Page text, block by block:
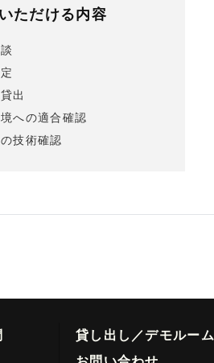
ただける内容
出
境への適合確認
の技術確認
貸し出し／デモルーム